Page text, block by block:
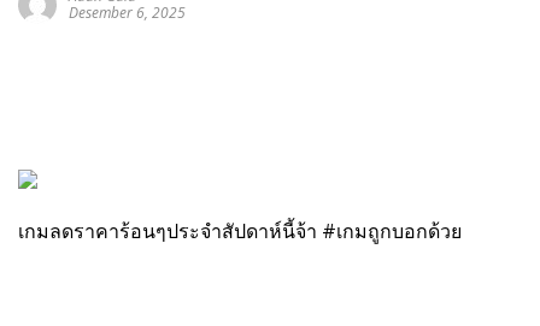
Desember 6, 2025
เกมลดราคาร้อนๆประจำสัปดาห์นี้จ้า #เกมถูกบอกด้วย